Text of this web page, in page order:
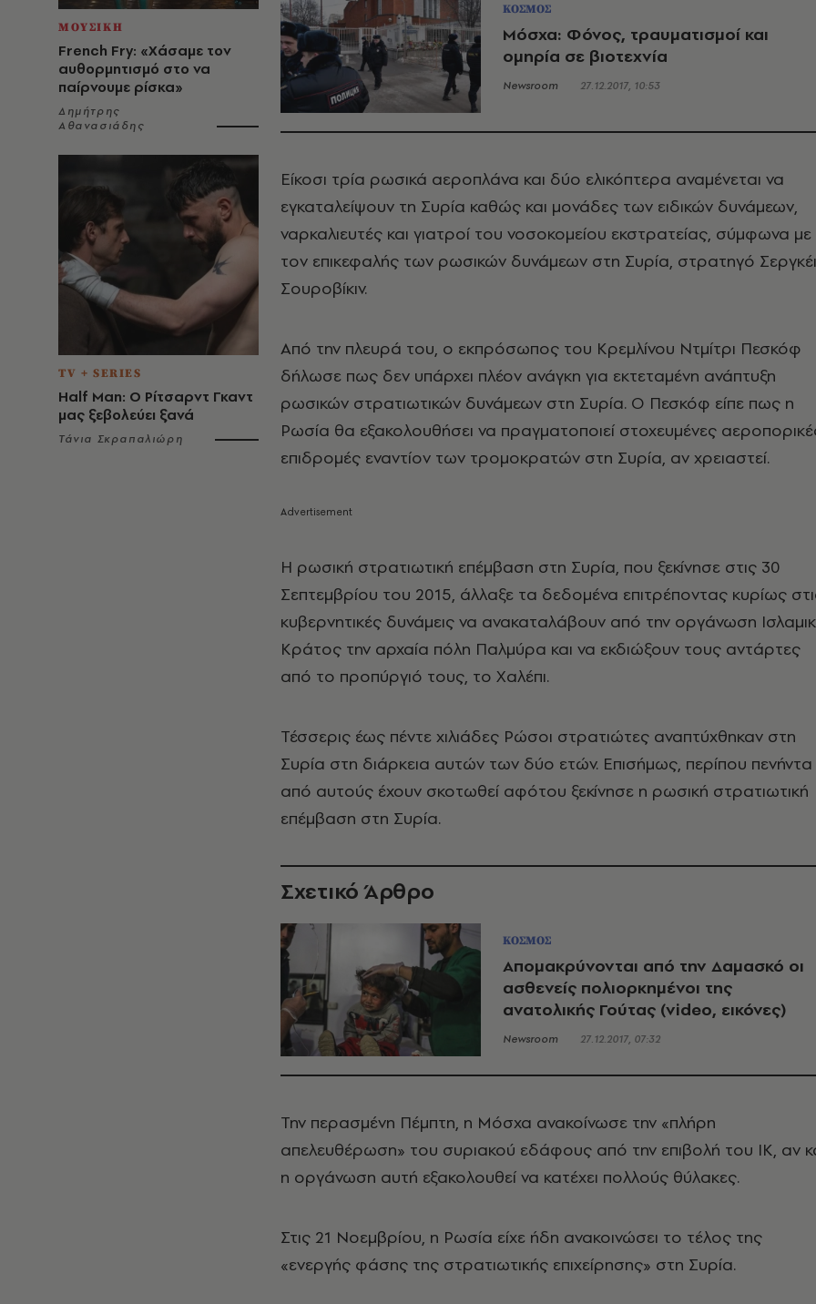
ΜΟΥΣΙΚΗ
French Fry: «Χάσαμε τον
αυθορμητισμό στο να
παίρνουμε ρίσκα»
Δημήτρης
Αθανασιάδης
TV + SERIES
Half Man: Ο Ρίτσαρντ Γκαντ
μας ξεβολεύει ξανά
Τάνια Σκραπαλιώρη
ΚΟΣΜΟΣ
Μόσχα: Φόνος, τραυματισμοί και
ομηρία σε βιοτεχνία
Newsroom 27.12.2017, 10:53
Είκοσι τρία ρωσικά αεροπλάνα και δύο ελικόπτερα αναμένεται να
εγκαταλείψουν τη Συρία καθώς και μονάδες των ειδικών δυνάμεων,
ναρκαλιευτές και γιατροί του νοσοκομείου εκστρατείας, σύμφωνα με
τον επικεφαλής των ρωσικών δυνάμεων στη Συρία, στρατηγό Σεργκέι
Σουροβίκιν.
Από την πλευρά του, ο εκπρόσωπος του Κρεμλίνου Ντμίτρι Πεσκόφ
δήλωσε πως δεν υπάρχει πλέον ανάγκη για εκτεταμένη ανάπτυξη
ρωσικών στρατιωτικών δυνάμεων στη Συρία. Ο Πεσκόφ είπε πως η
Ρωσία θα εξακολουθήσει να πραγματοποιεί στοχευμένες
επιδρομές εναντίον των τρομοκρατών στη Συρία, αν χρειαστεί.
Η ρωσική στρατιωτική επέμβαση στη Συρία, που ξεκίνησε στις 30
Σεπτεμβρίου του 2015, άλλαξε τα δεδομένα επιτρέποντας κυρίως
κυβερνητικές δυνάμεις να ανακαταλάβουν από την οργάνωση
Κράτος την αρχαία πόλη Παλμύρα και να εκδιώξουν τους αντάρτες
από το προπύργιό τους, το Χαλέπι.
Τέσσερις έως πέντε χιλιάδες Ρώσοι στρατιώτες αναπτύχθηκαν στη
Συρία στη διάρκεια αυτών των δύο ετών. Επισήμως, περίπου πενήντα
από αυτούς έχουν σκοτωθεί αφότου ξεκίνησε η ρωσική στρατιωτική
επέμβαση στη Συρία.
Σχετικό Άρθρο
ΚΟΣΜΟΣ
Απομακρύνονται από την Δαμασκό οι
ασθενείς πολιορκημένοι της
ανατολικής Γούτας (video, εικόνες)
Newsroom 27.12.2017, 07:32
Την περασμένη Πέμπτη, η Μόσχα ανακοίνωσε την «πλήρη
απελευθέρωση» του συριακού εδάφους από την επιβολή του ΙΚ, αν
η οργάνωση αυτή εξακολουθεί να κατέχει πολλούς θύλακες.
Στις 21 Νοεμβρίου, η Ρωσία είχε ήδη ανακοινώσει το τέλος της
«ενεργής φάσης της στρατιωτικής επιχείρησης» στη Συρία.